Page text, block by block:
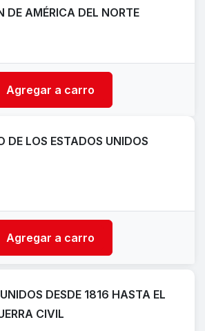
DE AMÉRICA DEL NORTE
Agregar a carro
DE LOS ESTADOS UNIDOS
Agregar a carro
DESDE 1816 HASTA EL
CIVIL